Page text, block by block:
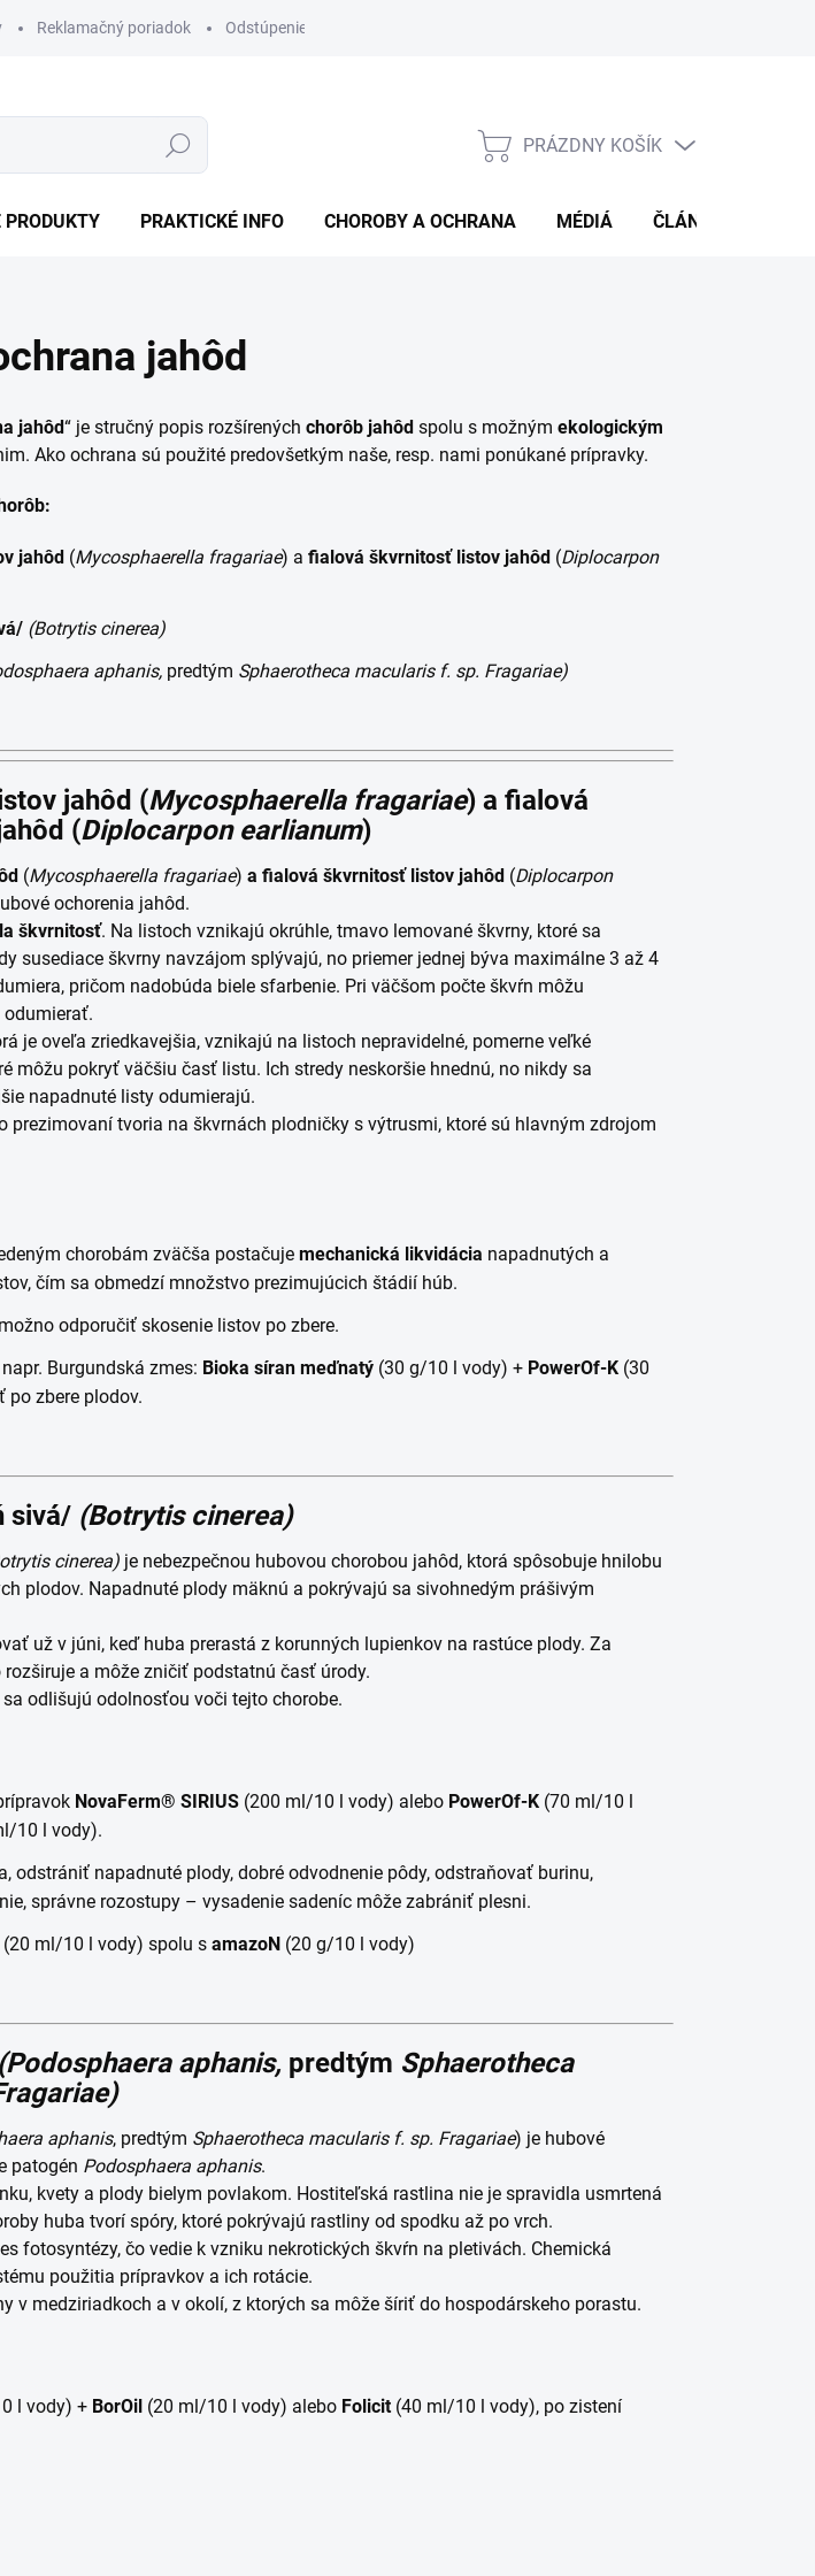
Reklamačný poriadok Odstúpenie od zmluvy
Hľadať
NÁKUPNÝ
PRÁZDNY KOŠÍK
PRAKTICKÉ INFO CHOROBY A OCHRANA MÉDIÁ ČLÁNKY
jahôd
jahôd“ je stručný popis rozšírených chorôb jahôd spolu s možným ekologickým
Ako ochrana sú použité predovšetkým naše, resp. nami ponúkané prípravky.
jahôd (Mycosphaerella fragariae) a fialová škvrnitosť listov jahôd (Diplocarpon
(Botrytis cinerea)
aphanis, predtým Sphaerotheca macularis f. sp. Fragariae)
jahôd (Mycosphaerella fragariae) a fialová
(Diplocarpon earlianum)
(Mycosphaerella fragariae) a fialová škvrnitosť listov jahôd (Diplocarpon
ochorenia jahôd.
škvrnitosť. Na listoch vznikajú okrúhle, tmavo lemované škvrny, ktoré sa
susediace škvrny navzájom splývajú, no priemer jednej býva maximálne 3 až 4
pričom nadobúda biele sfarbenie. Pri väčšom počte škvŕn môžu
je oveľa zriedkavejšia, vznikajú na listoch nepravidelné, pomerne veľké
môžu pokryť väčšiu časť listu. Ich stredy neskoršie hnednú, no nikdy sa
napadnuté listy odumierajú.
prezimovaní tvoria na škvrnách plodničky s výtrusmi, ktoré sú hlavným zdrojom
chorobám zväčša postačuje mechanická likvidácia napadnutých a
čím sa obmedzí množstvo prezimujúcich štádií húb.
odporučiť skosenie listov po zbere.
napr. Burgundská zmes: Bioka síran meďnatý (30 g/10 l vody) + PowerOf-K (30
zbere plodov.
sivá/ (Botrytis cinerea)
cinerea) je nebezpečnou hubovou chorobou jahôd, ktorá spôsobuje hnilobu
plodov. Napadnuté plody mäknú a pokrývajú sa sivohnedým prášivým
už v júni, keď huba prerastá z korunných lupienkov na rastúce plody. Za
a môže zničiť podstatnú časť úrody.
odlišujú odolnosťou voči tejto chorobe.
NovaFerm® SIRIUS (200 ml/10 l vody) alebo PowerOf-K (70 ml/10 l
10 l vody).
odstrániť napadnuté plody, dobré odvodnenie pôdy, odstraňovať burinu,
správne rozostupy – vysadenie sadeníc môže zabrániť plesni.
(20 ml/10 l vody) spolu s amazoN (20 g/10 l vody)
(Podosphaera aphanis, predtým Sphaerotheca
aphanis, predtým Sphaerotheca macularis f. sp. Fragariae) je hubové
patogén Podosphaera aphanis.
kvety a plody bielym povlakom. Hostiteľská rastlina nie je spravidla usmrtená
huba tvorí spóry, ktoré pokrývajú rastliny od spodku až po vrch.
fotosyntézy, čo vedie k vzniku nekrotických škvŕn na pletivách. Chemická
použitia prípravkov a ich rotácie.
v medziriadkoch a v okolí, z ktorých sa môže šíriť do hospodárskeho porastu.
l vody) + BorOil (20 ml/10 l vody) alebo Folicit(40 ml/10 l vody), po zistení